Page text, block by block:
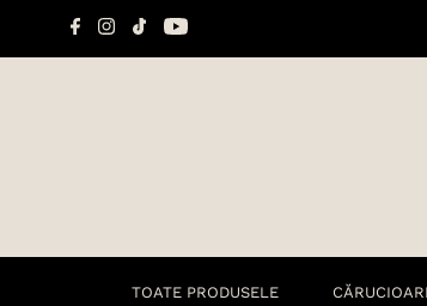
Sari la conținut
TOATE PRODUSELE